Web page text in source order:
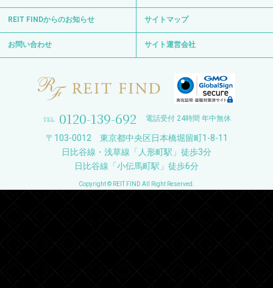
REIT FINDからのお知らせ サイトマップ
お問い合わせ サイト運営会社
0120-139-692 電話受付 24時間 年中無休
〒103-0012 東京都中央区日本橋堀留町1-8-11
日比谷線・浅草線「人形町駅」徒歩3分
日比谷線「小伝馬町駅」徒歩6分
Copyright © REIT FIND All Right Reserved.